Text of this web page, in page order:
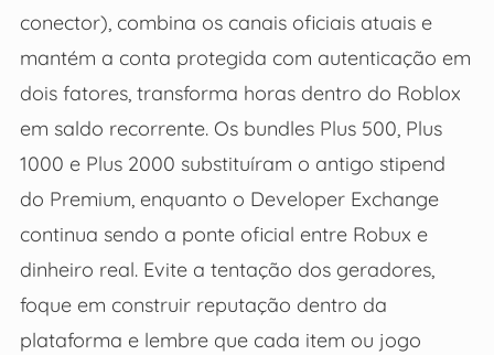
conector), combina os canais oficiais atuais e
mantém a conta protegida com autenticação em
dois fatores, transforma horas dentro do Roblox
em saldo recorrente. Os bundles Plus 500, Plus
1000 e Plus 2000 substituíram o antigo stipend
do Premium, enquanto o Developer Exchange
continua sendo a ponte oficial entre Robux e
dinheiro real. Evite a tentação dos geradores,
foque em construir reputação dentro da
plataforma e lembre que cada item ou jogo